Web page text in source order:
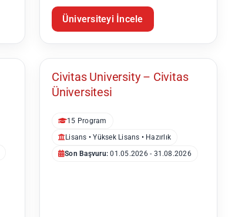
Üniversiteyi İncele
Varşova
Civitas University – Civitas
Üniversitesi
15 Program
Lisans • Yüksek Lisans • Hazırlık
Son Başvuru: 01.05.2026 - 31.08.2026